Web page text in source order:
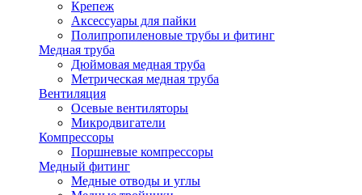
Крепеж
Аксессуары для пайки
Полипропиленовые трубы и фитинг
Медная труба
Дюймовая медная труба
Метрическая медная труба
Вентиляция
Осевые вентиляторы
Микродвигатели
Компрессоры
Поршневые компрессоры
Медный фитинг
Медные отводы и углы